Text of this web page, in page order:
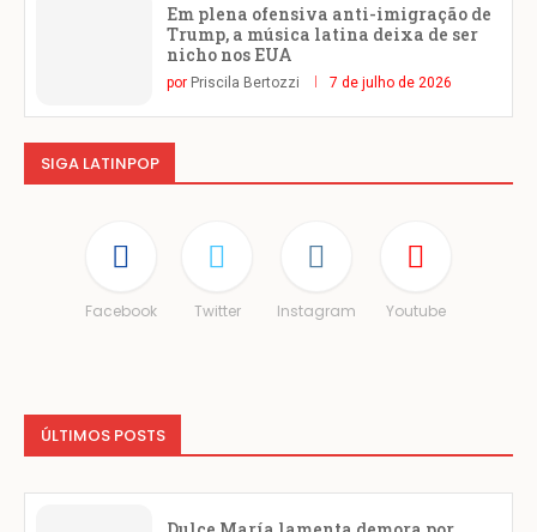
Em plena ofensiva anti-imigração de
Trump, a música latina deixa de ser
nicho nos EUA
por Priscila Bertozzi 7 de julho de 2026
SIGA LATINPOP
Facebook Twitter Instagram Youtube
ÚLTIMOS POSTS